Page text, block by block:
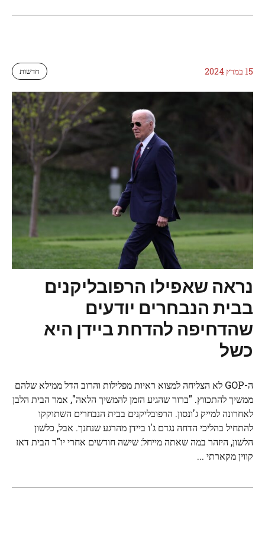
15 במרץ 2024 חדשות
נראה שאפילו הרפובליקנים
בבית הנבחרים יודעים
שהדחיפה להדחת ביידן היא
כשל
ה-GOP לא הצליחה למצוא ראיות מפלילות והרוב הדל ממילא שלהם
ממשיך להתכווץ. "ברור שהגיע הזמן להמשיך הלאה", אמר הבית הלבן
לאחרונה למייק ג'ונסון. הרפובליקנים בבית הנבחרים השתוקקו
להתחיל בהליכי הדחה נגדם ג'ו ביידן מהרגע שנחנך. אבל, כלשון
הלשון, היזהר במה שאתה מייחל: שישה חודשים אחרי יו"ר הבית דאז
קווין מקארתי ...